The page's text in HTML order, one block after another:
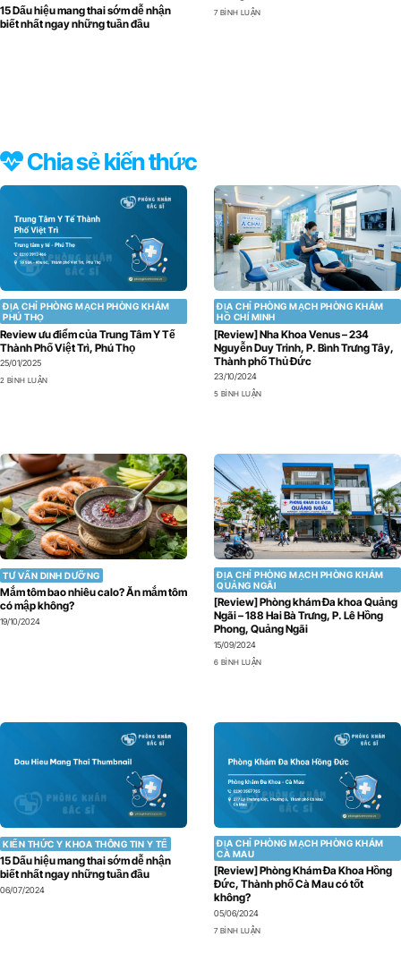
15 Dấu hiệu mang thai sớm dễ nhận
biết nhất ngay những tuần đầu
7 BÌNH LUẬN
Chia sẻ kiến thức
ĐỊA CHỈ PHÒNG MẠCH PHÒNG KHÁM
PHÚ THỌ
Review ưu điểm của Trung Tâm Y Tế
Thành Phố Việt Trì, Phú Thọ
25/01/2025
2 BÌNH LUẬN
ĐỊA CHỈ PHÒNG MẠCH PHÒNG KHÁM
HỒ CHÍ MINH
[Review] Nha Khoa Venus – 234
Nguyễn Duy Trinh, P. Bình Trưng Tây,
Thành phố Thủ Đức
23/10/2024
5 BÌNH LUẬN
TƯ VẤN DINH DƯỠNG
Mắm tôm bao nhiêu calo? Ăn mắm tôm
có mập không?
19/10/2024
ĐỊA CHỈ PHÒNG MẠCH PHÒNG KHÁM
QUẢNG NGÃI
[Review] Phòng khám Đa khoa Quảng
Ngãi – 188 Hai Bà Trưng, P. Lê Hồng
Phong, Quảng Ngãi
15/09/2024
6 BÌNH LUẬN
KIẾN THỨC Y KHOA THÔNG TIN Y TẾ
15 Dấu hiệu mang thai sớm dễ nhận
biết nhất ngay những tuần đầu
06/07/2024
ĐỊA CHỈ PHÒNG MẠCH PHÒNG KHÁM
CÀ MAU
[Review] Phòng Khám Đa Khoa Hồng
Đức, Thành phố Cà Mau có tốt
không?
05/06/2024
7 BÌNH LUẬN